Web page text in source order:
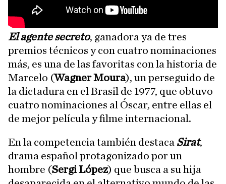
El agente secreto, ganadora ya de tres
premios técnicos y con cuatro nominaciones
más, es una de las favoritas con la historia de
Marcelo (Wagner Moura), un perseguido de
la dictadura en el Brasil de 1977, que obtuvo
cuatro nominaciones al Óscar, entre ellas el
de mejor película y filme internacional.
En la competencia también destaca Sirat,
drama español protagonizado por un
hombre (Sergi López) que busca a su hija